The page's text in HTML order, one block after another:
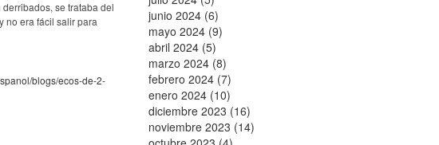
se trataba del
no era fácil salir para
blogs/ecos-de-2-
junio 2024 (6)
mayo 2024 (9)
abril 2024 (5)
marzo 2024 (8)
febrero 2024 (7)
enero 2024 (10)
diciembre 2023 (16)
noviembre 2023 (14)